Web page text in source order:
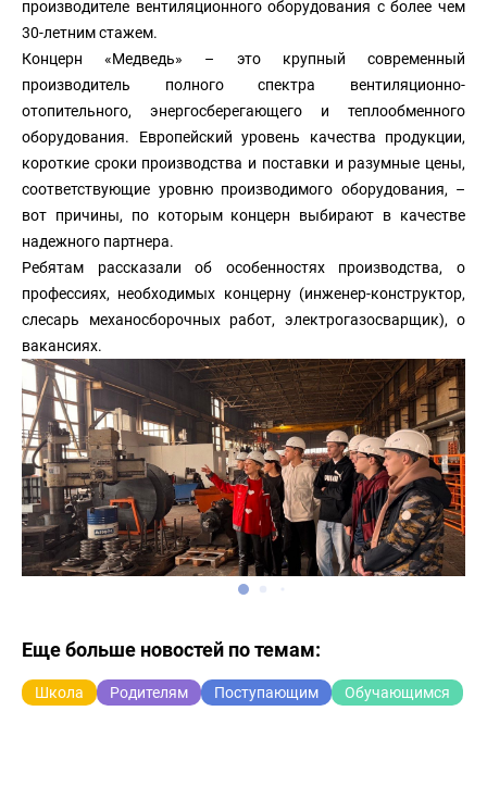
производителе вентиляционного оборудования с более чем
30-летним стажем.
Концерн «Медведь» – это крупный современный
производитель полного спектра вентиляционно-
отопительного, энергосберегающего и теплообменного
оборудования. Европейский уровень качества продукции,
короткие сроки производства и поставки и разумные цены,
соответствующие уровню производимого оборудования, –
вот причины, по которым концерн выбирают в качестве
надежного партнера.
Ребятам рассказали об особенностях производства, о
профессиях, необходимых концерну (инженер-конструктор,
слесарь механосборочных работ, электрогазосварщик), о
вакансиях.
Еще больше новостей по темам:
Школа Родителям Поступающим Обучающимся